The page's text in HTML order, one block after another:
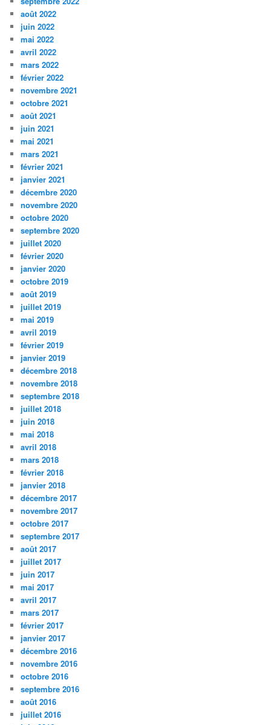
août 2022
juin 2022
mai 2022
avril 2022
mars 2022
février 2022
novembre 2021
octobre 2021
août 2021
juin 2021
mai 2021
mars 2021
février 2021
janvier 2021
décembre 2020
novembre 2020
octobre 2020
septembre 2020
juillet 2020
février 2020
janvier 2020
octobre 2019
août 2019
juillet 2019
mai 2019
avril 2019
février 2019
janvier 2019
décembre 2018
novembre 2018
septembre 2018
juillet 2018
juin 2018
mai 2018
avril 2018
mars 2018
février 2018
janvier 2018
décembre 2017
novembre 2017
octobre 2017
septembre 2017
août 2017
juillet 2017
juin 2017
mai 2017
avril 2017
mars 2017
février 2017
janvier 2017
décembre 2016
novembre 2016
octobre 2016
septembre 2016
août 2016
juillet 2016